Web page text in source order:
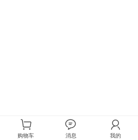
购物车 消息 我的